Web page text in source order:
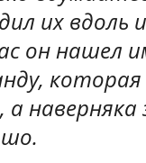
их вдоль
он нашел
а